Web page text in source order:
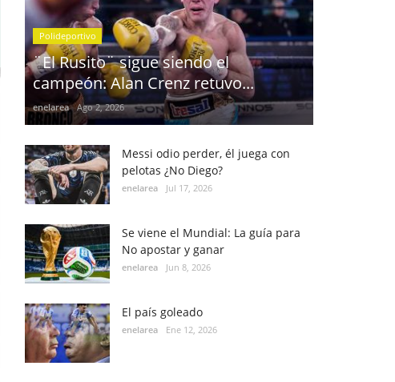
Polideportivo
¨El Rusito¨ sigue siendo el
campeón: Alan Crenz retuvo...
enelarea Ago 2, 2026
Messi odio perder, él juega con
pelotas ¿No Diego?
enelarea Jul 17, 2026
Se viene el Mundial: La guía para
No apostar y ganar
enelarea Jun 8, 2026
El país goleado
enelarea Ene 12, 2026